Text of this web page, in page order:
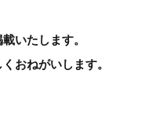
いたします。
おねがいします。